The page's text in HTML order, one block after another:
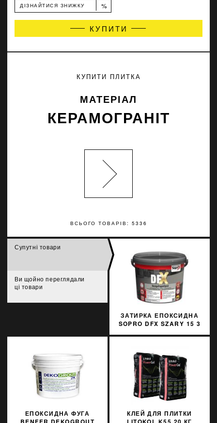
ДІЗНАЙТИСЯ ЗНИЖКУ %
КУПИТИ
ВСЬОГО ТОВАРІВ: 5336
КУПИТИ ПЛИТКА
МАТЕРІАЛ
КЕРАМОГРАНІТ
Супутні товари
Ви щойно переглядали
ці товари
ЗАТИРКА ЕПОКСИДНА
SOPRO DFX SZARY 15 3
ЕПОКСИДНА ФУГА
КЛЕЙ ДЛЯ ПЛИТКИ